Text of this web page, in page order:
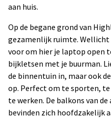
aan huis.
Op de begane grond van
gezamenlijk ruimte. Wellicht
voor om hier je laptop open
bijkletsen met je buurman.
de binnentuin in, maar ook
op. Perfect om te sporten,
te werken. De balkons van
bevinden zich hoofdzakelijk